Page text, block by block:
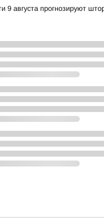
9 августа прогнозируют